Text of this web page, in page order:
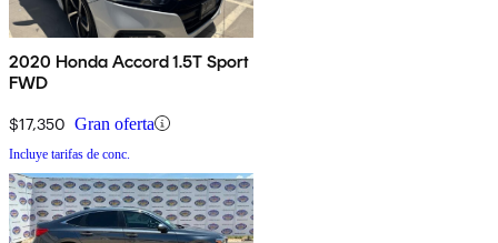
2020 Honda Accord 1.5T Sport
FWD
$17,350 Gran oferta
Incluye tarifas de conc.